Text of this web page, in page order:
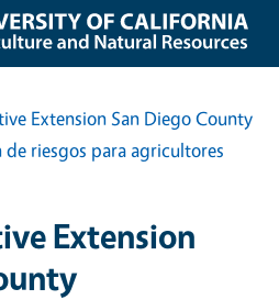
Extension San Diego County
riesgos para agricultores
Extension